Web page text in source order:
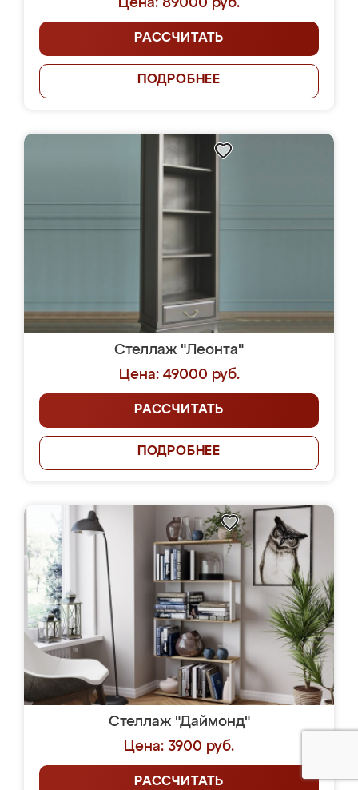
Цена: 89000 руб.
РАССЧИТАТЬ
ПОДРОБНЕЕ
Стеллаж "Леонта"
Цена: 49000 руб.
РАССЧИТАТЬ
ПОДРОБНЕЕ
Стеллаж "Даймонд"
Цена: 3900 руб.
РАССЧИТАТЬ